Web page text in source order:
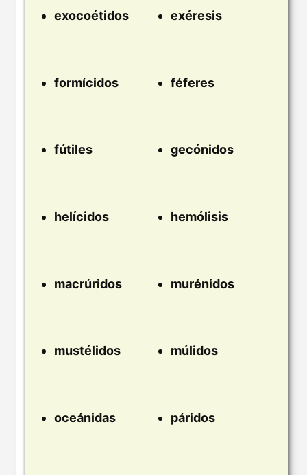
exocoétidos exéresis
formícidos féferes
fútiles gecónidos
helícidos hemólisis
macrúridos murénidos
mustélidos múlidos
oceánidas páridos